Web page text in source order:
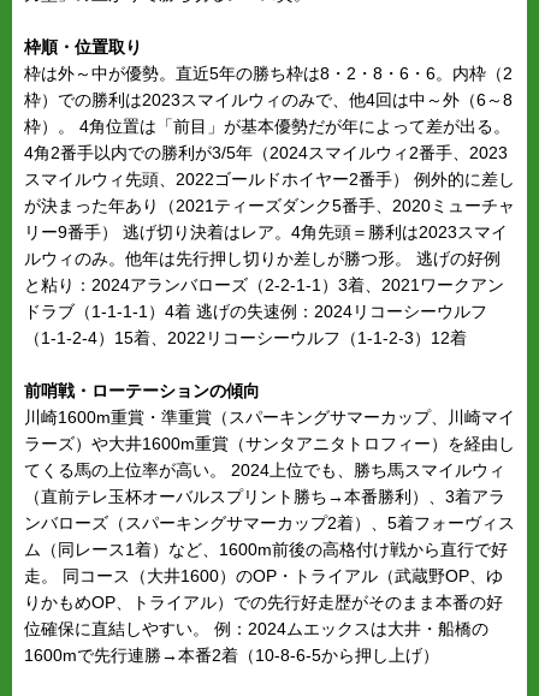
枠順・位置取り
枠は外～中が優勢。直近5年の勝ち枠は8・2・8・6・6。内枠（2
枠）での勝利は2023スマイルウィのみで、他4回は中～外（6～8
枠）。 4角位置は「前目」が基本優勢だが年によって差が出る。
4角2番手以内での勝利が3/5年（2024スマイルウィ2番手、2023
スマイルウィ先頭、2022ゴールドホイヤー2番手） 例外的に差し
が決まった年あり（2021ティーズダンク5番手、2020ミューチャ
リー9番手） 逃げ切り決着はレア。4角先頭＝勝利は2023スマイ
ルウィのみ。他年は先行押し切りか差しが勝つ形。 逃げの好例
と粘り：2024アランバローズ（2-2-1-1）3着、2021ワークアン
ドラブ（1-1-1-1）4着 逃げの失速例：2024リコーシーウルフ
（1-1-2-4）15着、2022リコーシーウルフ（1-1-2-3）12着
前哨戦・ローテーションの傾向
川崎1600m重賞・準重賞（スパーキングサマーカップ、川崎マイ
ラーズ）や大井1600m重賞（サンタアニタトロフィー）を経由し
てくる馬の上位率が高い。 2024上位でも、勝ち馬スマイルウィ
（直前テレ玉杯オーバルスプリント勝ち→本番勝利）、3着アラ
ンバローズ（スパーキングサマーカップ2着）、5着フォーヴィス
ム（同レース1着）など、1600m前後の高格付け戦から直行で好
走。 同コース（大井1600）のOP・トライアル（武蔵野OP、ゆ
りかもめOP、トライアル）での先行好走歴がそのまま本番の好
位確保に直結しやすい。 例：2024ムエックスは大井・船橋の
1600mで先行連勝→本番2着（10-8-6-5から押し上げ）